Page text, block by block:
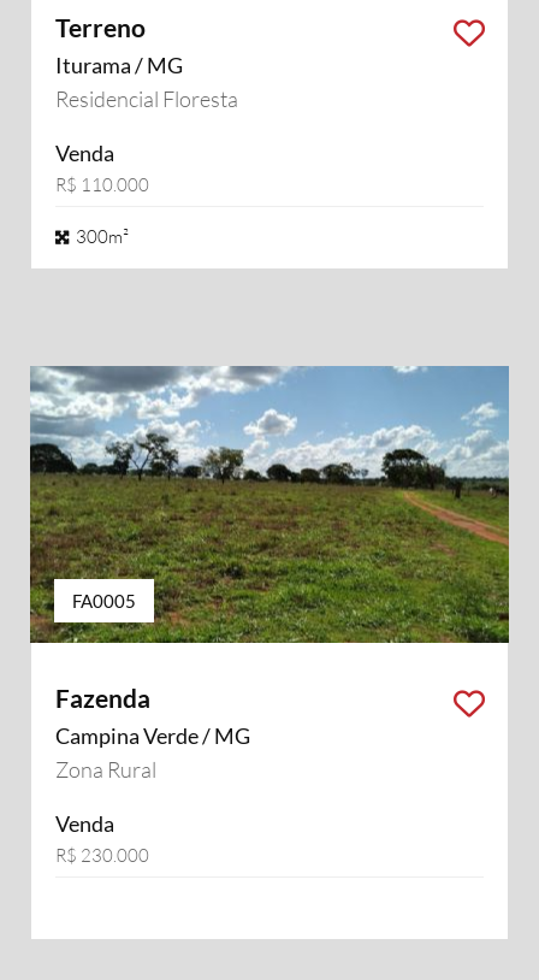
Terreno
Iturama / MG
Residencial Floresta
Venda
R$ 110.000
300m²
FA0005
Fazenda
Campina Verde / MG
Zona Rural
Venda
R$ 230.000